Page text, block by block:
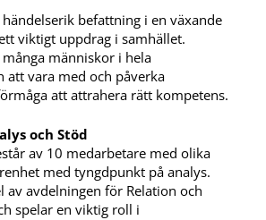
händelserik befattning i en växande
viktigt uppdrag i samhället.
människor i hela
att vara med och påverka
att attrahera rätt kompetens.
och Stöd
av 10 medarbetare med olika
med tyngdpunkt på analys.
av avdelningen för Relation och
spelar en viktig roll i